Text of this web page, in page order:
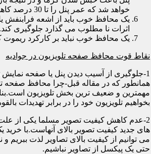
خواهد شد که عمر پنل را تا 30 درصد کاهش خواهد داد.
اثرات نا مطلوب می گذارد جلوگیری کند.
یک محافظ خوب نباید بر کارکرد ریموت
نقاط قوت محافظ صفحه تلویزیون در جوادیه
1-جلوگیری از آسیب دیدن پنل یا صفحه نمایش
همانطور که در مقاله قبل-چرا محافظ صفحه
مهمترین و ضعیف ترین بخش تلویزیون
بخواهیم تلویزیون خود را در برابر تهدیدات
2-عدم کاهش کیفیت تصویر مسلما یکی از علت
های جدید کیفیت تصویر بالای آنهاست.با
می توانیم از کیفیت بالای تصاویر لذت ببریم
حتی یک پیکسل از تصاویر نباشیم.